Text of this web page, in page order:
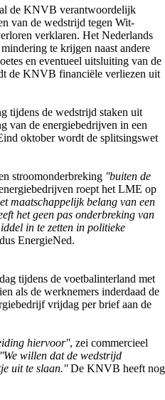
de KNVB verantwoordelijk
van de wedstrijd tegen Wit-
verklaren. Het Nederlands
te krijgen naast andere
en eventueel uitsluiting van de
de KNVB financiële verliezen uit
tijdens de wedstrijd staken uit
van de energiebedrijven in een
oktober wordt de splitsingswet
stroomonderbreking ''buiten de
roept het LME op
maatschappelijk belang van een
het geen pas onderbreking van
in te zetten in politieke
EnergieNed.
tijdens de voetbalinterland met
als de werknemers inderdaad de
vrijdag per brief aan de
hiervoor'', zei commercieel
''We willen dat de wedstrijd
uit te slaan.''De KNVB heeft nog